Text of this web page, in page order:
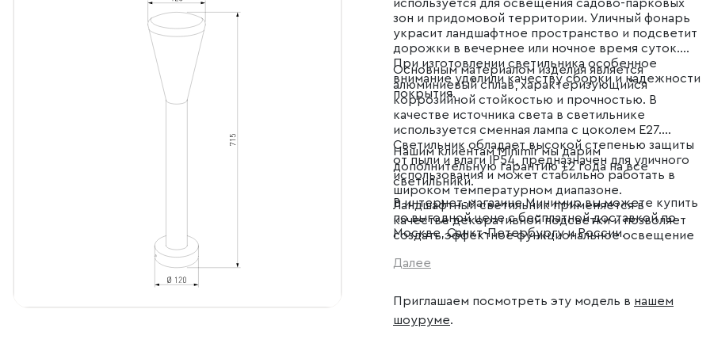
используется для освещения садово-парковых
зон и придомовой территории. Уличный фонарь
украсит ландшафтное пространство и подсветит
дорожки в вечернее или ночное время суток.
При изготовлении светильника особенное
внимание уделили качеству сборки и надежности
покрытия.
Основным материалом изделия является
алюминиевый сплав, характеризующийся
коррозийной стойкостью и прочностью. В
качестве источника света в светильнике
используется сменная лампа с цоколем E27.
Светильник обладает высокой степенью защиты
от пыли и влаги IP54, предназначен для уличного
использования и может стабильно работать в
широком температурном диапазоне.
Ландшафтный светильник применяется в
качестве декоративной подсветки и позволяет
создать эффектное функциональное освещение
Нашим клиентам Minimir мы дарим
дополнительную гарантию +2 года на все
светильники.
В интернет-магазине Минимир вы можете купить
по выгодной цене с бесплатной доставкой по
Москве, Санкт-Петербургу и России.
Далее
Приглашаем посмотреть эту модель в нашем
шоуруме.